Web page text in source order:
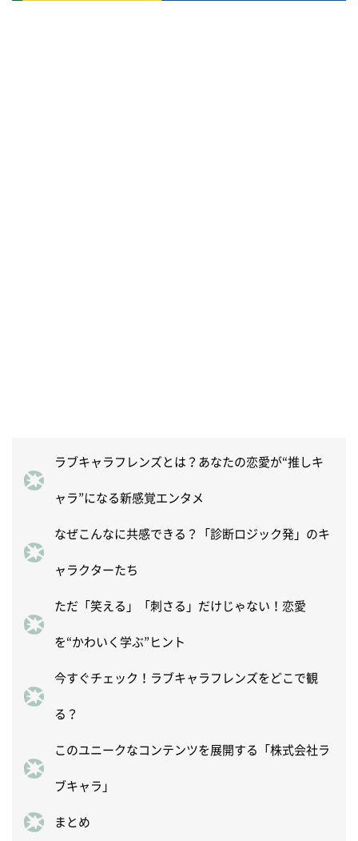
ラブキャラフレンズとは？あなたの恋愛が“推しキ
ャラ”になる新感覚エンタメ
なぜこんなに共感できる？「診断ロジック発」のキ
ャラクターたち
ただ「笑える」「刺さる」だけじゃない！恋愛
を“かわいく学ぶ”ヒント
今すぐチェック！ラブキャラフレンズをどこで観
る？
このユニークなコンテンツを展開する「株式会社ラ
ブキャラ」
まとめ